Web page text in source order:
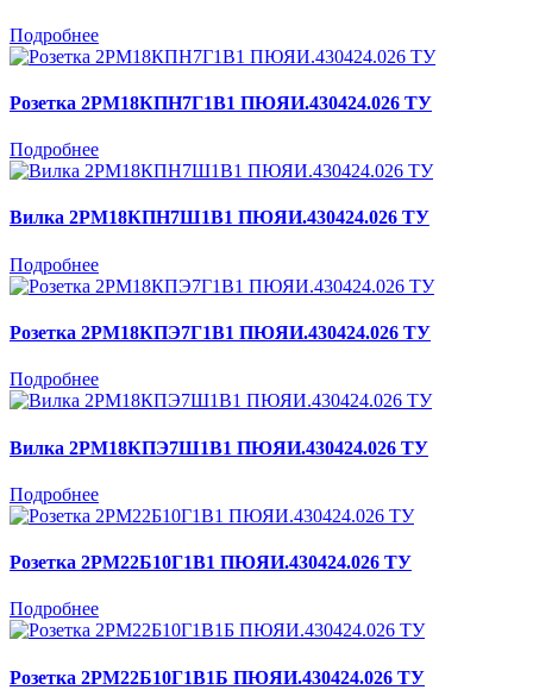
Подробнее
Розетка 2РМ18КПН7Г1В1 ПЮЯИ.430424.026 ТУ
Подробнее
Вилка 2РМ18КПН7Ш1В1 ПЮЯИ.430424.026 ТУ
Подробнее
Розетка 2РМ18КПЭ7Г1В1 ПЮЯИ.430424.026 ТУ
Подробнее
Вилка 2РМ18КПЭ7Ш1В1 ПЮЯИ.430424.026 ТУ
Подробнее
Розетка 2РМ22Б10Г1В1 ПЮЯИ.430424.026 ТУ
Подробнее
Розетка 2РМ22Б10Г1В1Б ПЮЯИ.430424.026 ТУ